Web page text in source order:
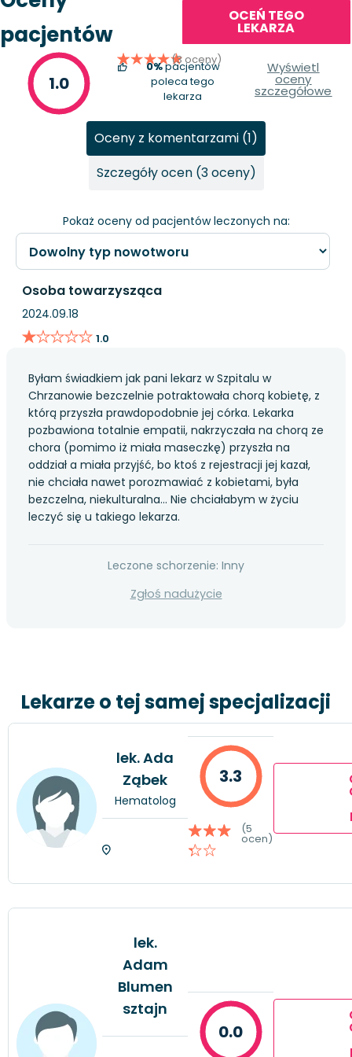
pacjentów
OCEŃ TEGO
LEKARZA
1.0
(3 oceny)
0%pacjentów
poleca tego
lekarza
Wyświetl
oceny
szczegółowe
Pokaż oceny od pacjentów leczonych na:
Oceny z komentarzami (1)
Szczegóły ocen (3 oceny)
Osoba towarzysząca
2024.09.18
★★★★★
★★★★★ 1.0
Byłam świadkiem jak pani lekarz w Szpitalu w
Chrzanowie bezczelnie potraktowała chorą kobietę, z
którą przyszła prawdopodobnie jej córka. Lekarka
pozbawiona totalnie empatii, nakrzyczała na chorą ze
chora (pomimo iż miała maseczkę) przyszła na
oddział a miała przyjść, bo ktoś z rejestracji jej kazał,
nie chciała nawet porozmawiać z kobietami, była
bezczelna, niekulturalna... Nie chciałabym w życiu
leczyć się u takiego lekarza.
Leczone schorzenie: Inny
Zgłoś nadużycie
Lekarze o tej samej specjalizacji
lek. Ada
Ząbek
Hematolog
3.3
(5
ocen)
lek.
Adam
Blumen
sztajn
0.0